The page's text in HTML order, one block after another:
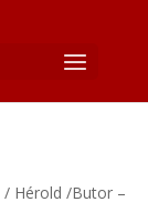
/ Hérold /Butor –